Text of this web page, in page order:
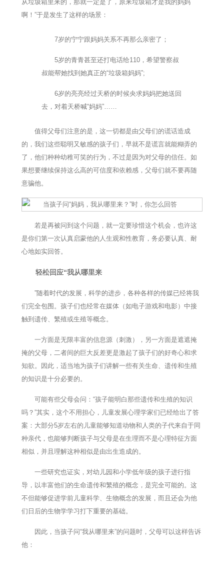
从垃圾箱里来的，那就一定是了，原来垃圾箱才是我的妈妈
啊！”于是发生了这样的场景：
7岁的宁宁跟妈妈关系不再那么亲密了；
5岁的青青甚至还打电话给110，希望警察叔
叔能帮她找到她真正的“垃圾箱妈妈”;
6岁的亮亮经过天桥的时候央求妈妈把她送回
去，对着天桥喊“妈妈”……
值得父母们注意的是，这一切都是由父母们的谎话造成
的，我们这些聪明又敏感的孩子们，早就不是谎言就能糊弄的
了，他们种种幼稚可笑的行为，不过是因为对父母的信任。如
果想要继续保持这么高的可信度和依赖感，父母们就不要再随
意骗他。
若是再被问到这个问题，就一定要珍惜这个机会，也许这
是你们第一次认真启蒙他的人生观和性教育，务必要认真、耐
心地如实回答。
轻松回应“我从哪里来
”随着时代的发展，科学的进步，各种各样的传媒已经将我
们完全包围。孩子们也经常在媒体（如电子游戏和电影）中接
触到遗传、繁殖或生殖等概念。
一方面是无限丰富的信息源（刺激），另一方面是遮遮掩
掩的父母，二者间的巨大反差更是激起了孩子们的好奇心和求
知欲。因此，适当地为孩子们讲解一些有关生命、遗传和生殖
的知识是十分必要的。
可能有些父母会问：“孩子能明白那些遗传和生殖的知识
吗？”其实，这个不用担心，儿童发展心理学家们已经给出了答
案：大部分5岁左右的儿童能够知道动物和人类的子代来自于同
种亲代，也能够判断孩子与父母是在生理而不是心理特征方面
相似，并且理解这种相似是由出生造成的。
一些研究也证实，对幼儿园和小学低年级的孩子进行指
导，以丰富他们的生命遗传和繁殖的概念，是完全可能的。这
不但能够促进学前儿童科学、生物概念的发展，而且还会为他
们日后的生物学学习打下重要的基础。
因此，当孩子问“我从哪里来”的问题时，父母可以这样告诉
他：